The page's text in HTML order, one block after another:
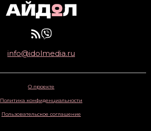
info@idolmedia.ru
О проекте
Политика конфиденциальности
Пользовательское соглашение